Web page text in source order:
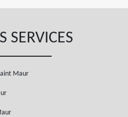
SERVICES
Maur